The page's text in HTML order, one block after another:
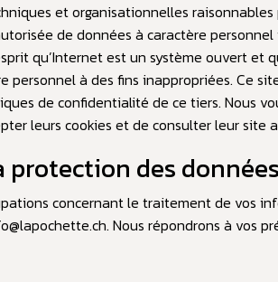
et organisationnelles
de données à caractère
qu’Internet est un système ouvert
personnel à des fins inappropriées. Ce
de confidentialité de ce tiers. Nous
leurs cookies et de consulter leur
protection des données
concernant le traitement de vos
. Nous répondrons à vos